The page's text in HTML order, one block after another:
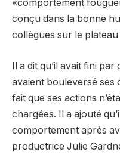
«comportement
conçu dans la bonne
collègues sur le
Il a dit qu’il avait fini
avaient bouleversé ses
fait que ses actions
chargées. Il a ajouté
comportement après
productrice Julie